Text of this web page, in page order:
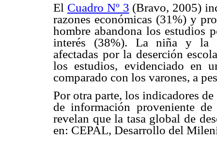
El Cuadro Nº 3 (Bravo, 2005)
razones económicas (31%) y
hombre abandona los estudios
interés (38%). La niña y la
afectadas por la deserción
los estudios, evidenciado en
comparado con los varones, a
Por otra parte, los indicadores
de información proveniente
revelan que la tasa global de
en: CEPAL, Desarrollo del